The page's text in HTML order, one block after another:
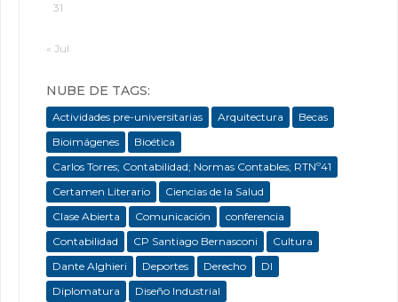
31
« Jul
NUBE DE TAGS:
Actividades pre-universitarias Arquitectura
Becas
Bioimágenes
Bioética
Carlos Torres; Contabilidad; Normas Contables; RTNº41
Certamen Literario
Ciencias de la Salud
Clase Abierta
Comunicación
conferencia
Contabilidad
CP Santiago Bernasconi
Cultura
Dante Alghieri
Deportes Derecho
DI
Diplomatura
Diseño Industrial